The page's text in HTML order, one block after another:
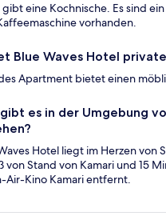
gibt eine Kochnische. Es sind
vorhanden.
Blue Waves Hotel
Apartment bietet einen
es in der Umgebung
Hotel liegt im Herzen von
von Stand von Kamari und 15
Air-Kino Kamari entfernt.